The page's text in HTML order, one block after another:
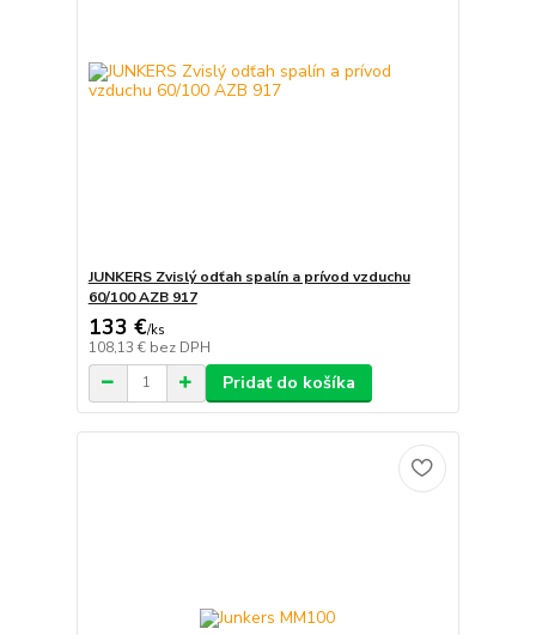
JUNKERS Zvislý odťah spalín a prívod vzduchu
60/100 AZB 917
133 €/ks
108,13 € bez DPH
Pridať do košíka